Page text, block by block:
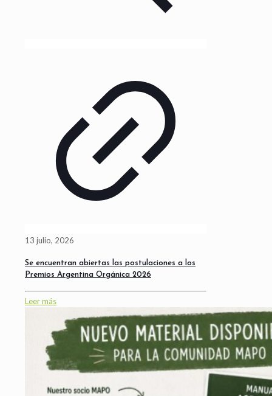
13 julio, 2026
Se encuentran abiertas las postulaciones a los
Premios Argentina Orgánica 2026
Leer más